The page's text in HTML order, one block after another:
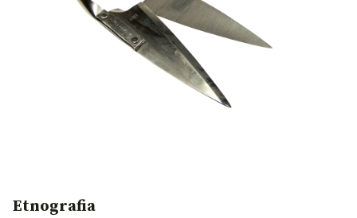
Etnografia